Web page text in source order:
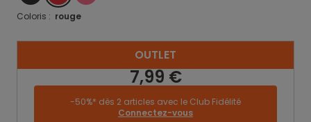
Coloris : rouge
OUTLET
7,99 €
-50%* dès 2 articles avec le Club Fidélité
Connectez-vous